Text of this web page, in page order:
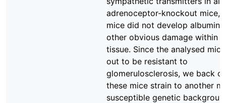
adrenoceptor-knockout mice,
mice did not develop
other obvious damage within
tissue. Since the analysed
out to be resistant to
glomerulosclerosis, we back
these mice strain to another
susceptible genetic